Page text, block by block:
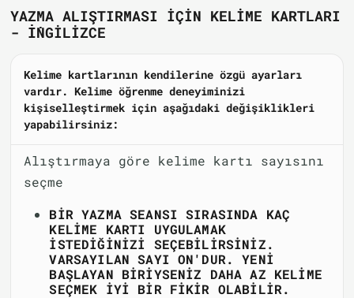
YAZMA ALIŞTIRMASI IÇIN KELIME KARTLARI
- İNGILIZCE
Kelime kartlarının kendilerine özgü ayarları
vardır. Kelime öğrenme deneyiminizi
kişiselleştirmek için aşağıdaki değişiklikleri
yapabilirsiniz:
Alıştırmaya göre kelime kartı sayısını
seçme
BIR YAZMA SEANSI SIRASINDA KAÇ
KELIME KARTI UYGULAMAK
ISTEDIĞINIZI SEÇEBILIRSINIZ.
VARSAYILAN SAYI ON'DUR. YENI
BAŞLAYAN BIRIYSENIZ DAHA AZ KELIME
SEÇMEK IYI BIR FIKIR OLABILIR.